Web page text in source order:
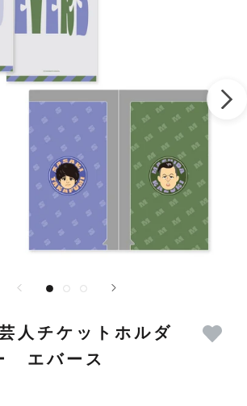
人チケットホルダ
エバース